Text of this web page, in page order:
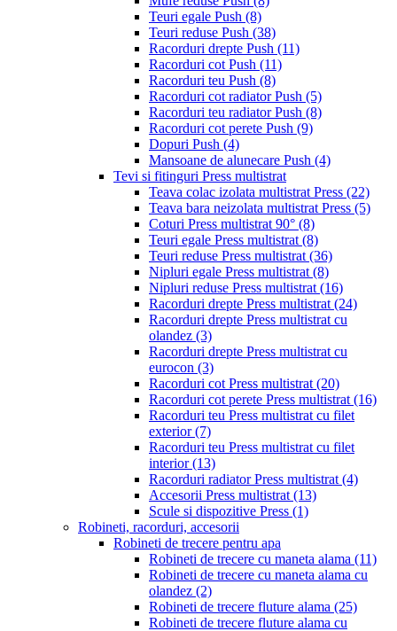
Teuri egale Push (8)
Teuri reduse Push (38)
Racorduri drepte Push (11)
Racorduri cot Push (11)
Racorduri teu Push (8)
Racorduri cot radiator Push (5)
Racorduri teu radiator Push (8)
Racorduri cot perete Push (9)
Dopuri Push (4)
Mansoane de alunecare Push (4)
Tevi si fitinguri Press multistrat
Teava colac izolata multistrat Press (22)
Teava bara neizolata multistrat Press (5)
Coturi Press multistrat 90° (8)
Teuri egale Press multistrat (8)
Teuri reduse Press multistrat (36)
Nipluri egale Press multistrat (8)
Nipluri reduse Press multistrat (16)
Racorduri drepte Press multistrat (24)
Racorduri drepte Press multistrat cu
olandez (3)
Racorduri drepte Press multistrat cu
eurocon (3)
Racorduri cot Press multistrat (20)
Racorduri cot perete Press multistrat (16)
Racorduri teu Press multistrat cu filet
exterior(7)
Racorduri teu Press multistrat cu filet
interior(13)
Racorduri radiator Press multistrat (4)
Accesorii Press multistrat (13)
Scule si dispozitive Press (1)
Robineti, racorduri, accesorii
Robineti de trecere pentru apa
Robineti de trecere cu maneta alama (11)
Robineti de trecere cu maneta alama cu
olandez (2)
Robineti de trecere fluture alama (25)
Robineti de trecere fluture alama cu